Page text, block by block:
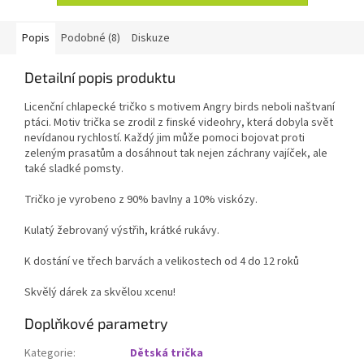
Popis Podobné (8) Diskuze
Detailní popis produktu
Licenční chlapecké tričko s motivem Angry birds neboli naštvaní
ptáci. Motiv trička se zrodil z finské videohry, která dobyla svět
nevídanou rychlostí. Každý jim může pomoci bojovat proti
zeleným prasatům a dosáhnout tak nejen záchrany vajíček, ale
také sladké pomsty.
Tričko je vyrobeno z 90% bavlny a 10% viskózy.
Kulatý žebrovaný výstřih, krátké rukávy.
K dostání ve třech barvách a velikostech od 4 do 12 roků
Skvělý dárek za skvělou xcenu!
Doplňkové parametry
Kategorie:
Dětská trička